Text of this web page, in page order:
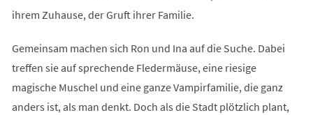
ihrem Zuhause, der Gruft ihrer Familie.
Gemeinsam machen sich Ron und Ina auf die Suche. Dabei
treffen sie auf sprechende Fledermäuse, eine riesige
magische Muschel und eine ganze Vampirfamilie, die ganz
anders ist, als man denkt. Doch als die Stadt plötzlich plant,